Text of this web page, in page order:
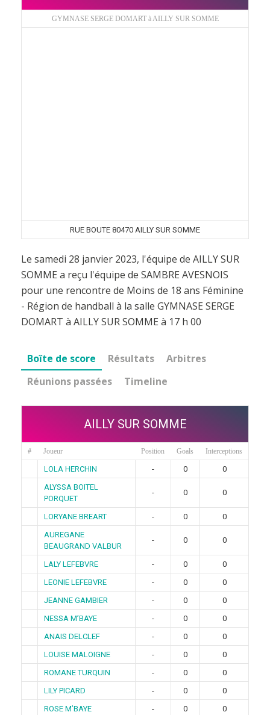
GYMNASE SERGE DOMART à AILLY SUR SOMME
RUE BOUTE 80470 AILLY SUR SOMME
Le samedi 28 janvier 2023, l'équipe de AILLY SUR
SOMME a reçu l'équipe de SAMBRE AVESNOIS
pour une rencontre de Moins de 18 ans Féminine
- Région de handball à la salle GYMNASE SERGE
DOMART à AILLY SUR SOMME à 17 h 00
Boîte de score Résultats
Arbitres
Réunions passées
Timeline
AILLY SUR SOMME
# Joueur Position Goals Interceptions
LOLA HERCHIN - 0
0
ALYSSA BOITEL
PORQUET
- 0 0
LORYANE BREART - 0
0
AUREGANE
BEAUGRAND VALBUR
- 0 0
LALY LEFEBVRE - 0
0
LEONIE LEFEBVRE
- 0
0
JEANNE GAMBIER
- 0
0
NESSA M’BAYE
- 0
0
ANAIS DELCLEF
- 0
0
LOUISE MALOIGNE
- 0
0
ROMANE TURQUIN
- 0
0
LILY PICARD
- 0
0
ROSE M’BAYE
- 0
0